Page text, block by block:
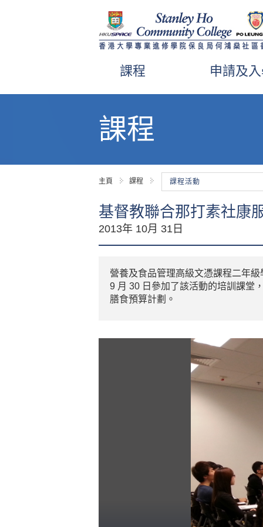
課程 申請及
課程
主頁 課程 課程活動
基督教聯合那打素社康
2013年 10月 31日
營養及食品管理高級文憑課程二年
9 月 30 日參加了該活動的培訓課堂
膳食預算計劃。